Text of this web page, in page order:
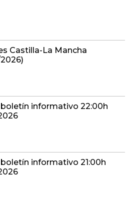
Castilla-La Mancha
informativo 22:00h
informativo 21:00h